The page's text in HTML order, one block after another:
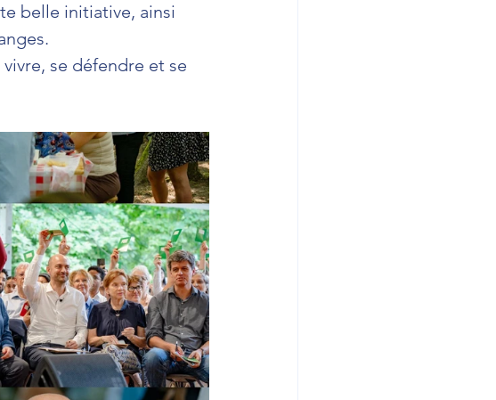
belle initiative, ainsi
se défendre et se